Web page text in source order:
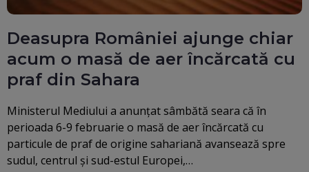
Deasupra României ajunge chiar
acum o masă de aer încărcată cu
praf din Sahara
Ministerul Mediului a anunțat sâmbătă seara că în
perioada 6-9 februarie o masă de aer încărcată cu
particule de praf de origine sahariană avansează spre
sudul, centrul și sud-estul Europei,…